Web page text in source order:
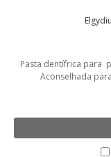
Pasta dentífrica para
Aconselhada